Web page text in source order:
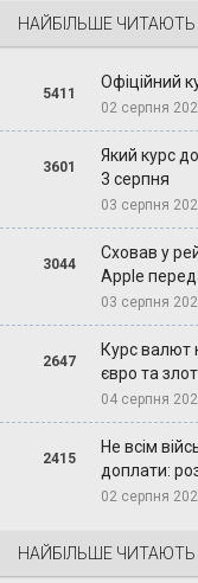
НАЙБІЛЬШЕ
5411
Офіційний
02 серпня
3601
Який курс
3 серпня
03 серпня
3044
Сховав у
Apple
03 серпня
2647
Курс валют
євро та
04 серпня
2415
Не всім
доплати:
02 серпня
НАЙБІЛЬШЕ ЧИТАЮТЬ